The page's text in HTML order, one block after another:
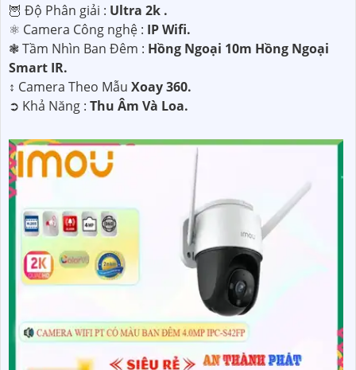
🦉 Độ Phân giải : Ultra 2k .
⚛️ Camera Công nghệ : IP Wifi.
❃ Tầm Nhìn Ban Đêm : Hồng Ngoại 10m Hồng Ngoại
Smart IR.
↕️ Camera Theo Mẫu Xoay 360.
️➲ Khả Năng : Thu Âm Và Loa.